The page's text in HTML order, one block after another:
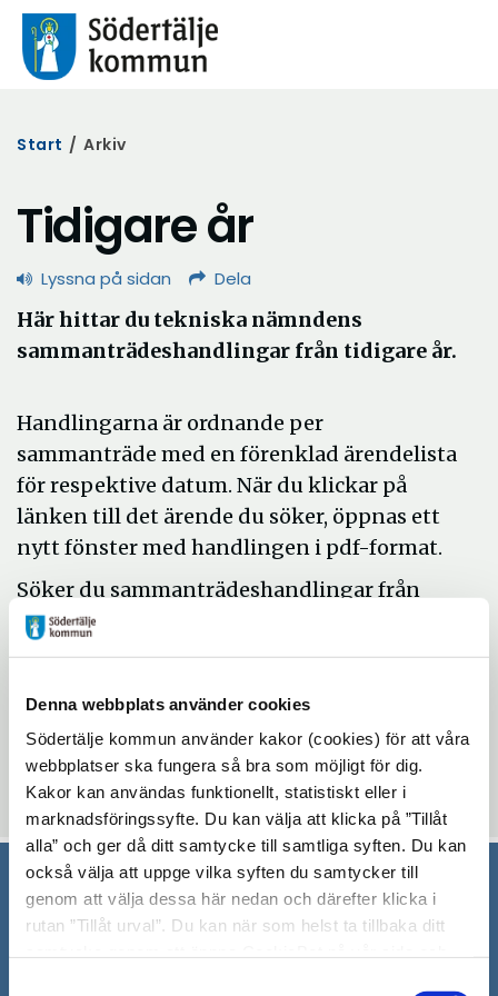
Denna webbplats använder cookies
Södertälje kommun använder kakor (cookies) för att våra
webbplatser ska fungera så bra som möjligt för dig.
Kakor kan användas funktionellt, statistiskt eller i
marknadsföringssyfte. Du kan välja att klicka på ”Tillåt
alla” och ger då ditt samtycke till samtliga syften. Du kan
också välja att uppge vilka syften du samtycker till
genom att välja dessa här nedan och därefter klicka i
rutan ”Tillåt urval”. Du kan när som helst ta tillbaka ditt
Start / Arkiv
Tidigare år
Lyssna på sidan Dela
Här hittar du tekniska nämndens
sammanträdeshandlingar från tidigare år.
Handlingarna är ordnande per
sammanträde med en förenklad ärendelista
för respektive datum. När du klickar på
länken till det ärende du söker, öppnas ett
nytt fönster med handlingen i pdf-format.
Söker du sammanträdeshandlingar från
2016 och tidigare, kontakta sekreteraren för
nämnden.
Uppdaterad: 2016-12-16
Blev du hjälpt av informationen på den här sidan?
thumb_up Ja thumb_down Nej
Södertälje kommun
151 89 Södertälje